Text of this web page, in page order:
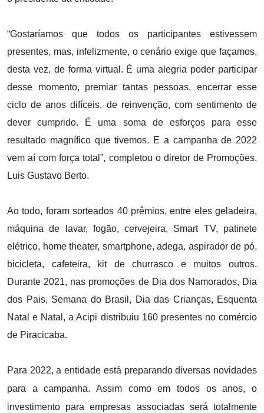
“Gostaríamos que todos os participantes estivessem
presentes, mas, infelizmente, o cenário exige que façamos,
desta vez, de forma virtual. É uma alegria poder participar
desse momento, premiar tantas pessoas, encerrar esse
ciclo de anos difíceis, de reinvenção, com sentimento de
dever cumprido. É uma soma de esforços para esse
resultado magnífico que tivemos. E a campanha de 2022
vem aí com força total”, completou o diretor de Promoções,
Luis Gustavo Berto.
Ao todo, foram sorteados 40 prêmios, entre eles geladeira,
máquina de lavar, fogão, cervejeira, Smart TV, patinete
elétrico, home theater, smartphone, adega, aspirador de pó,
bicicleta, cafeteira, kit de churrasco e muitos outros.
Durante 2021, nas promoções de Dia dos Namorados, Dia
dos Pais, Semana do Brasil, Dia das Crianças, Esquenta
Natal e Natal, a Acipi distribuiu 160 presentes no comércio
de Piracicaba.
Para 2022, a entidade está preparando diversas novidades
para a campanha. Assim como em todos os anos, o
investimento para empresas associadas será totalmente